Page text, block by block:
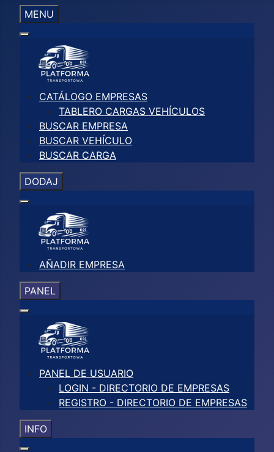
MENU
CATÁLOGO EMPRESAS
TABLERO CARGAS VEHÍCULOS
BUSCAR EMPRESA
BUSCAR VEHÍCULO
BUSCAR CARGA
DODAJ
AÑADIR EMPRESA
PANEL
PANEL DE USUARIO
LOGIN - DIRECTORIO DE EMPRESAS
REGISTRO - DIRECTORIO DE EMPRESAS
INFO